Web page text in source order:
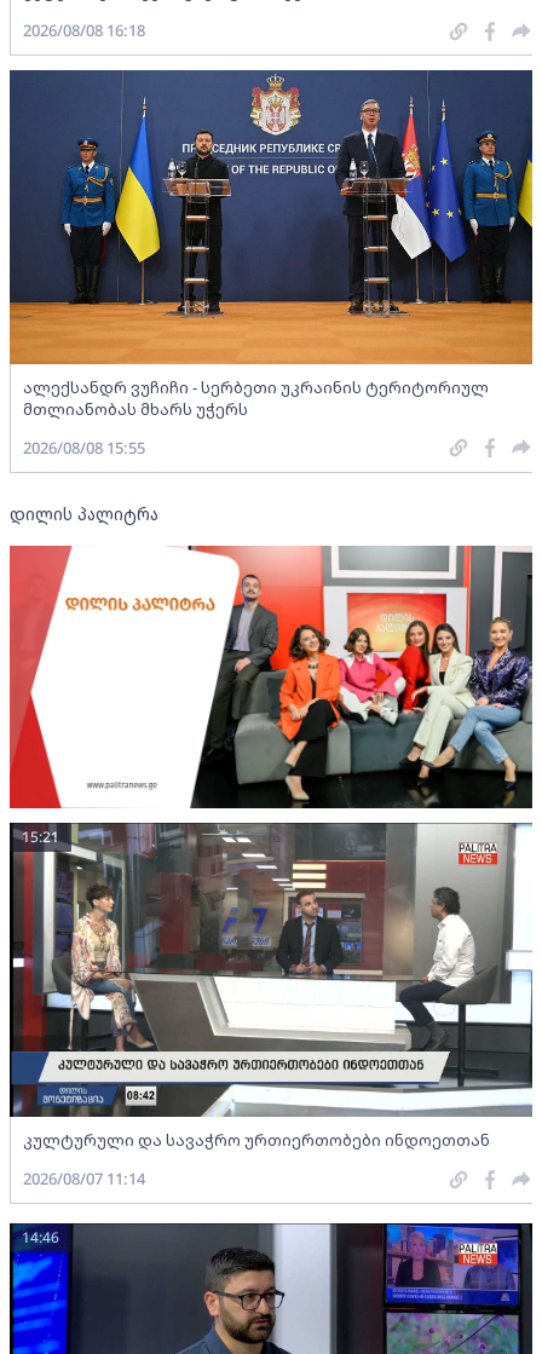
2026/08/08 16:18
ალექსანდრ ვუჩიჩი - სერბეთი უკრაინის ტერიტორიულ
მთლიანობას მხარს უჭერს
2026/08/08 15:55
დილის პალიტრა
კულტურული და სავაჭრო ურთიერთობები ინდოეთთან
15:21
2026/08/07 11:14
14:46